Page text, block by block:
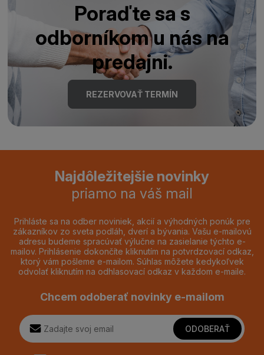
Poraďte sa s
odborníkom u nás na
predajni.
REZERVOVAŤ TERMÍN
Najdôležitejšie novinky
priamo na váš mail
Prihláste sa na odber noviniek, akcií a výhodných ponúk pre
zákazníkov zo sveta podláh, dverí a bývania. Vašu e-mailovú
adresu budeme spracúvať výlučne na zasielanie týchto e-
mailov. Prihlásenie dokončíte kliknutím na potvrdzovací odkaz,
ktorý vám pošleme e-mailom. Súhlas môžete kedykoľvek
odvolať kliknutím na odhlasovací odkaz v každom e-maile.
Chcem odoberať novinky e-mailom
ODOBERAŤ